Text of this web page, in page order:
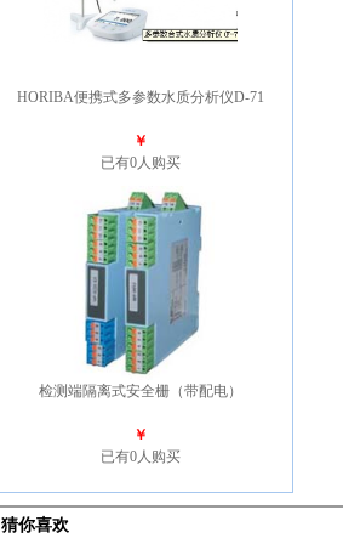
HORIBA便携式多参数水质分析仪D-71
￥
已有0人购买
检测端隔离式安全栅（带配电）
￥
已有0人购买
猜你喜欢